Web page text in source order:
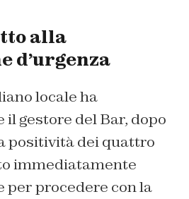
alla
d’urgenza
locale ha
gestore del Bar, dopo
positività dei quattro
immediatamente
per procedere con la